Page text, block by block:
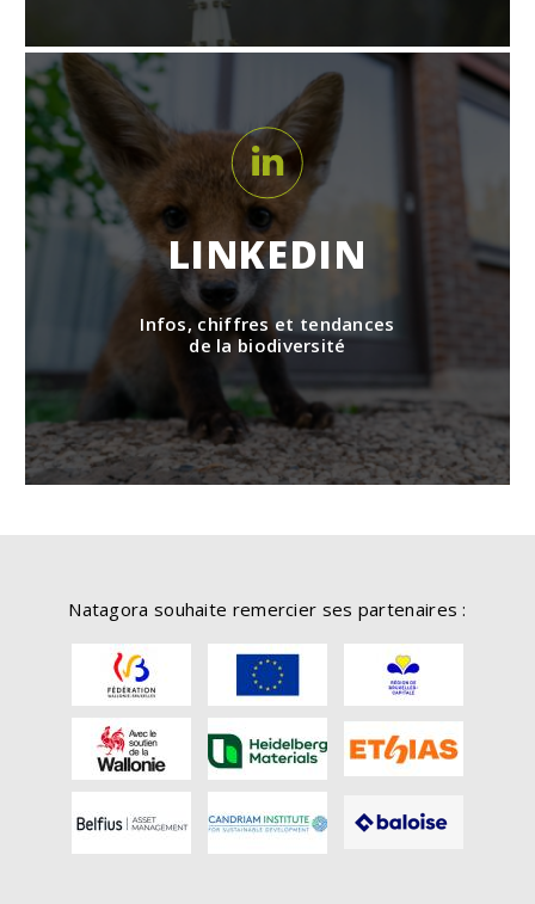
LINKEDIN
Infos, chiffres et tendances
de la biodiversité
Natagora souhaite remercier ses partenaires :